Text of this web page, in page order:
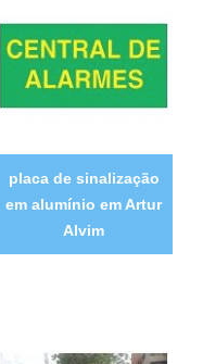
placa de sinalização
em alumínio em Artur
Alvim